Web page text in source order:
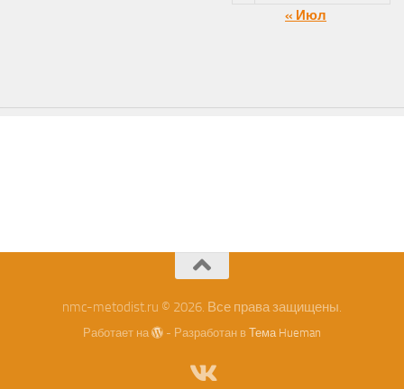
« Июл
nmc-metodist.ru © 2026. Все права защищены.
Работает на - Разработан вТема Hueman